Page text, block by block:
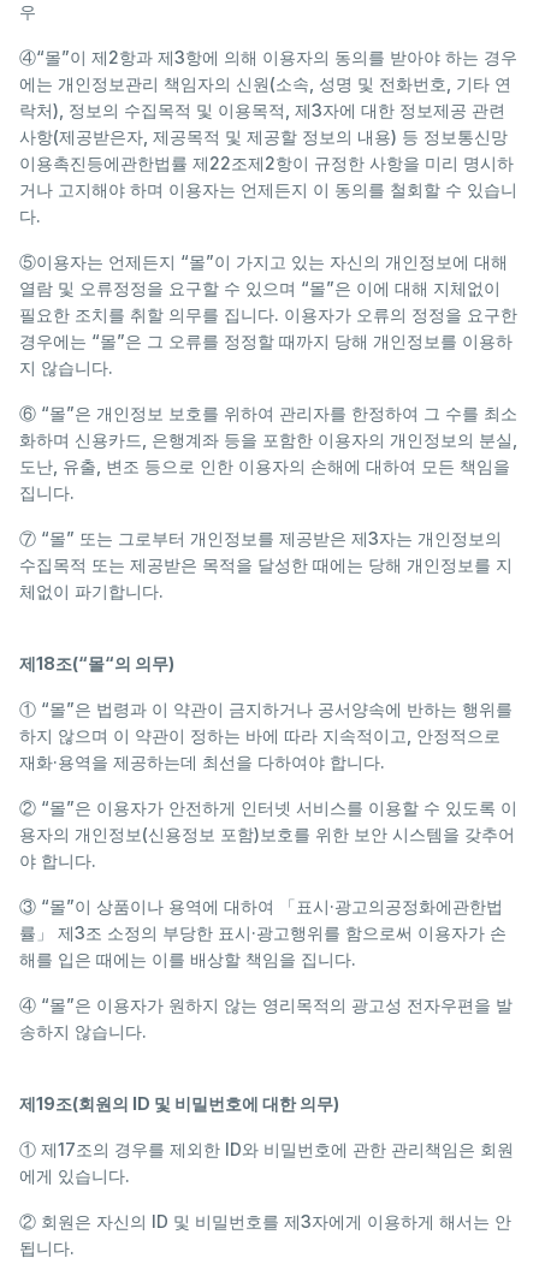
우
④“몰”이 제2항과 제3항에 의해 이용자의 동의를 받아야 하는 경우
에는 개인정보관리 책임자의 신원(소속, 성명 및 전화번호, 기타 연
락처), 정보의 수집목적 및 이용목적, 제3자에 대한 정보제공 관련
사항(제공받은자, 제공목적 및 제공할 정보의 내용) 등 정보통신망
이용촉진등에관한법률 제22조제2항이 규정한 사항을 미리 명시하
거나 고지해야 하며 이용자는 언제든지 이 동의를 철회할 수 있습니
다.
⑤이용자는 언제든지 “몰”이 가지고 있는 자신의 개인정보에 대해
열람 및 오류정정을 요구할 수 있으며 “몰”은 이에 대해 지체없이
필요한 조치를 취할 의무를 집니다. 이용자가 오류의 정정을 요구한
경우에는 “몰”은 그 오류를 정정할 때까지 당해 개인정보를 이용하
지 않습니다.
⑥ “몰”은 개인정보 보호를 위하여 관리자를 한정하여 그 수를 최소
화하며 신용카드, 은행계좌 등을 포함한 이용자의 개인정보의 분실,
도난, 유출, 변조 등으로 인한 이용자의 손해에 대하여 모든 책임을
집니다.
⑦ “몰” 또는 그로부터 개인정보를 제공받은 제3자는 개인정보의
수집목적 또는 제공받은 목적을 달성한 때에는 당해 개인정보를 지
체없이 파기합니다.
제18조(“몰“의 의무)
① “몰”은 법령과 이 약관이 금지하거나 공서양속에 반하는 행위를
하지 않으며 이 약관이 정하는 바에 따라 지속적이고, 안정적으로
재화·용역을 제공하는데 최선을 다하여야 합니다.
② “몰”은 이용자가 안전하게 인터넷 서비스를 이용할 수 있도록 이
용자의 개인정보(신용정보 포함)보호를 위한 보안 시스템을 갖추어
야 합니다.
③ “몰”이 상품이나 용역에 대하여 「표시·광고의공정화에관한법
률」 제3조 소정의 부당한 표시·광고행위를 함으로써 이용자가 손
해를 입은 때에는 이를 배상할 책임을 집니다.
④ “몰”은 이용자가 원하지 않는 영리목적의 광고성 전자우편을 발
송하지 않습니다.
제19조(회원의 ID 및 비밀번호에 대한 의무)
① 제17조의 경우를 제외한 ID와 비밀번호에 관한 관리책임은 회원
에게 있습니다.
② 회원은 자신의 ID 및 비밀번호를 제3자에게 이용하게 해서는 안
됩니다.